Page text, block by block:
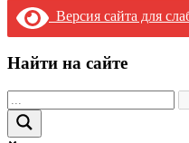
Версия сайта для
Найти на сайте